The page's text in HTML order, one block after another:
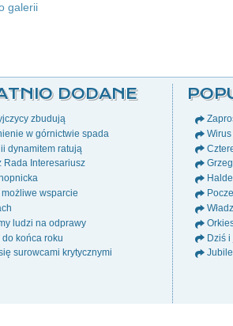
galerii
DODANE
zbudują
w górnictwie spada
dynamitem ratują
Rada Interesariusz
wsparcie
ludzi na odprawy
końca roku
surowcami krytycznymi
Wirus
Dziś